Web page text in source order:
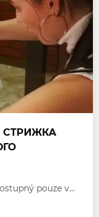
СТРИЖКА
pouze v...